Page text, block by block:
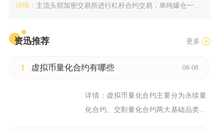
详情： 主流头部加密交易所进行杠杆合约交易，单纯爆仓一般不需要额外还...
资迅推荐 更多
1 虚拟币量化合约有哪些 08-08
详情： 虚拟币量化合约主要分为永续量
化合约、交割量化合约两大基础品类...